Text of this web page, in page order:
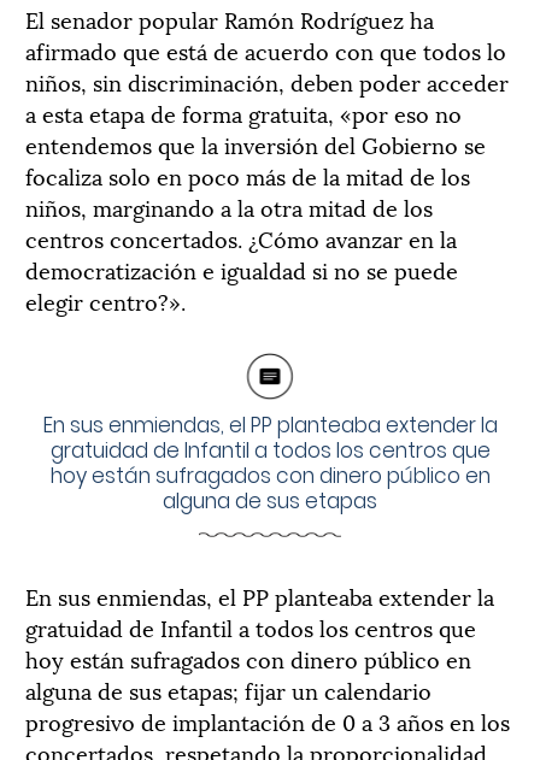
El senador popular Ramón Rodríguez ha
afirmado que está de acuerdo con que todos lo
niños, sin discriminación, deben poder acceder
a esta etapa de forma gratuita, «por eso no
entendemos que la inversión del Gobierno se
focaliza solo en poco más de la mitad de los
niños, marginando a la otra mitad de los
centros concertados. ¿Cómo avanzar en la
democratización e igualdad si no se puede
elegir centro?».
En sus enmiendas, el PP planteaba extender la
gratuidad de Infantil a todos los centros que
hoy están sufragados con dinero público en
alguna de sus etapas
En sus enmiendas, el PP planteaba extender la
gratuidad de Infantil a todos los centros que
hoy están sufragados con dinero público en
alguna de sus etapas; fijar un calendario
progresivo de implantación de 0 a 3 años en los
concertados, respetando la proporcionalidad